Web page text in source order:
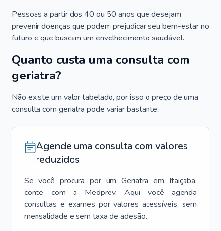
Pessoas a partir dos 40 ou 50 anos que desejam
prevenir doenças que podem prejudicar seu bem-estar no
futuro e que buscam um envelhecimento saudável.
Quanto custa uma consulta com
geriatra?
Não existe um valor tabelado, por isso o preço de uma
consulta com geriatra pode variar bastante.
Agende uma consulta com valores
reduzidos
Se você procura por um Geriatra em Itaiçaba,
conte com a Medprev. Aqui você agenda
consultas e exames por valores acessíveis, sem
mensalidade e sem taxa de adesão.